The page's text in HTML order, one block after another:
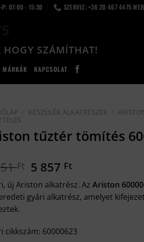
P: 07:00 - 15:30 SZERVIZ: +36 20 467 4475
SZÁMÍTHAT!
MÁRKÁK KAPCSOLAT
KÉSZÜLÉK ALKATRÉSZEK
tűztér tömítés
Ft Original
price
was:
6
5 857 FtCurrent
price
is:
5
új Ariston alkatrész. Az Ariston
gyári alkatrész, amelyet
cikkszám: 60000623